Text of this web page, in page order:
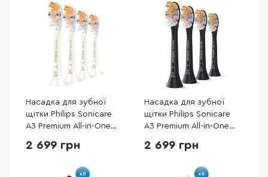
Насадка для зубної
щітки Philips Sonicare
A3 Premium All-in-One
(HX9094/87)
2 699 грн
Насадка для зубної
щітки Philips Sonicare
A3 Premium All-in-One
2 699 грн